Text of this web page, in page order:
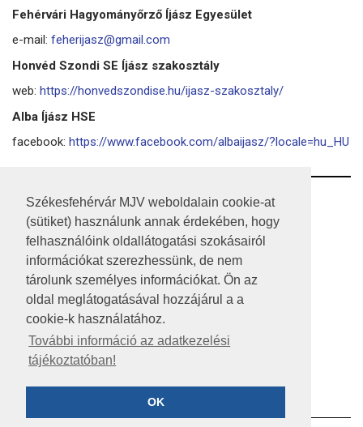
Székesfehérvár MJV weboldalain cookie-at
(sütiket) használunk annak érdekében, hogy
felhasználóink oldallátogatási szokásairól
információkat szerezhessünk, de nem
tárolunk személyes információkat. Ön az
oldal meglátogatásával hozzájárul a a
cookie-k használatához.
További információ az adatkezelési
tájékoztatóban!
OK
Fehérvári Hagyományőrző Íjász Egyesület
e-mail: feherijasz@gmail.com
Honvéd Szondi SE Íjász szakosztály
web: https://honvedszondise.hu/ijasz-szakosztaly/
Alba Íjász HSE
facebook: https://www.facebook.com/albaijasz/?locale=hu_HU
RSS
A HONLAP 2017.03.31-I ÁLLAPOTA
JOGI NYILATKOZAT
IMPRESSZUM
KÖZÉRDEKŰ ADATOK